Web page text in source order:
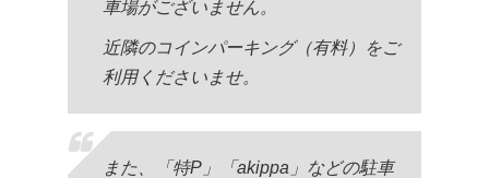
車場がございません。
近隣のコインパーキング（有料）をご
利用くださいませ。
また、「特P」「akippa」などの駐車